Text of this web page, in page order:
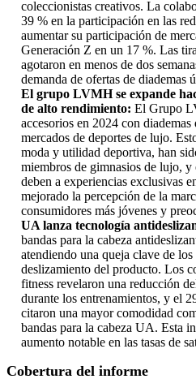
coleccionistas creativos. La
39 % en la participación en las
aumentar su participación de
Generación Z en un 17 %. Las
agotaron en menos de dos
demanda de ofertas de diademas
El grupo LVMH se expande
de alto rendimiento: El Grupo
accesorios en 2024 con
mercados de deportes de lujo.
moda y utilidad deportiva, han
miembros de gimnasios de lujo, y
deben a experiencias exclusivas
mejorado la percepción de la
consumidores más jóvenes y
UA lanza tecnología
bandas para la cabeza
atendiendo una queja clave de
deslizamiento del producto. Los
fitness revelaron una reducción
durante los entrenamientos, y el
citaron una mayor comodidad
bandas para la cabeza UA. Esta
aumento notable en las tasas de
Cobertura del informe